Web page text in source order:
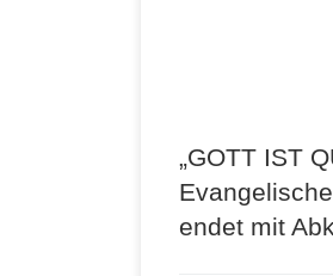
„GOTT IST
endet mit